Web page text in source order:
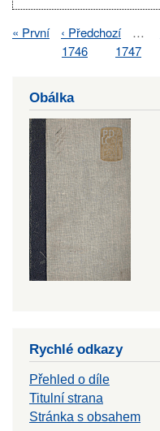
Pagination
First
« První
Previous
page
‹ Předchozí …
Page
1746 Page
1747
Obálka
Rychlé odkazy
Přehled o díle
Titulní strana
Stránka s obsahem